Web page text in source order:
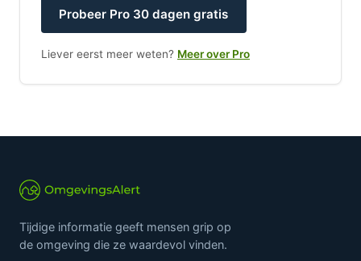
Probeer Pro 30 dagen gratis
Liever eerst meer weten? Meer over Pro
Tijdige informatie geeft mensen grip op
de omgeving die ze waardevol vinden.